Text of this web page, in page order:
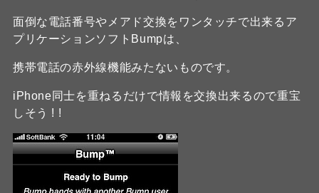
面倒な電話番号やメアド交換をワンタッチで出来るア
プリケーションソフトBumpは、
携帯電話の赤外線機能みたないものです。
iPhone同士を重ねるだけで情報を交換出来るので重宝
しそう ! !